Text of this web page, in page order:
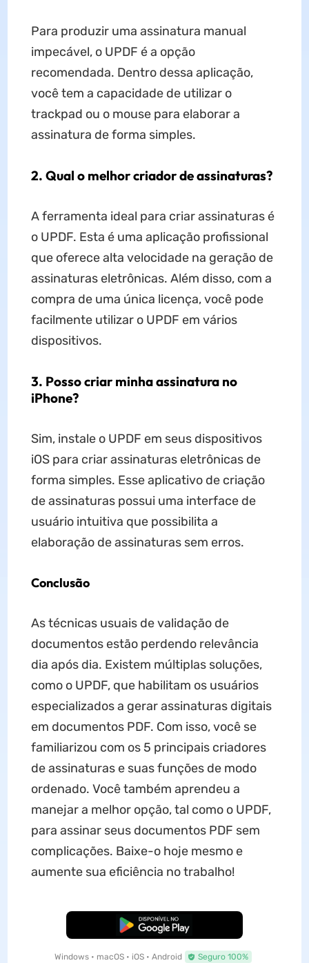
Para produzir uma assinatura manual
impecável, o UPDF é a opção
recomendada. Dentro dessa aplicação,
você tem a capacidade de utilizar o
trackpad ou o mouse para elaborar a
assinatura de forma simples.
2. Qual o melhor criador de assinaturas?
A ferramenta ideal para criar assinaturas é
o UPDF. Esta é uma aplicação profissional
que oferece alta velocidade na geração de
assinaturas eletrônicas. Além disso, com a
compra de uma única licença, você pode
facilmente utilizar o UPDF em vários
dispositivos.
3. Posso criar minha assinatura no
iPhone?
Sim, instale o UPDF em seus dispositivos
iOS para criar assinaturas eletrônicas de
forma simples. Esse aplicativo de criação
de assinaturas possui uma interface de
usuário intuitiva que possibilita a
elaboração de assinaturas sem erros.
Conclusão
As técnicas usuais de validação de
documentos estão perdendo relevância
dia após dia. Existem múltiplas soluções,
como o UPDF, que habilitam os usuários
especializados a gerar assinaturas digitais
em documentos PDF. Com isso, você se
familiarizou com os 5 principais criadores
de assinaturas e suas funções de modo
ordenado. Você também aprendeu a
manejar a melhor opção, tal como o UPDF,
para assinar seus documentos PDF sem
complicações. Baixe-o hoje mesmo e
aumente sua eficiência no trabalho!
Baixar Grátis
Windows • macOS • iOS • Android Seguro 100%